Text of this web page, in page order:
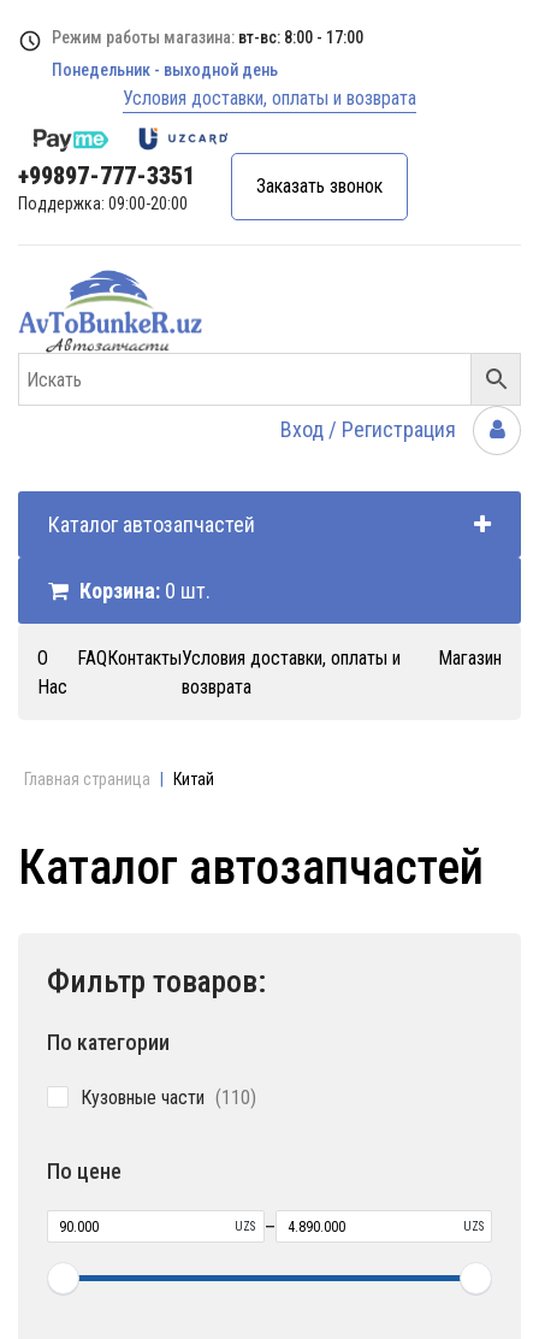
Режим работы магазина: вт-вс: 8:00 - 17:00
Понедельник - выходной день
Условия доставки, оплаты и возврата
+99897-777-3351
Поддержка: 09:00-20:00
Заказать звонок
Вход / Регистрация
Каталог автозапчастей
Корзина: 0 шт.
О
Нас
FAQКонтактыУсловия доставки, оплаты и
возврата
Магазин
Главная страница Китай
Каталог автозапчастей
Фильтр товаров:
По категории
Кузовные части 110110
По цене
UZS – UZS